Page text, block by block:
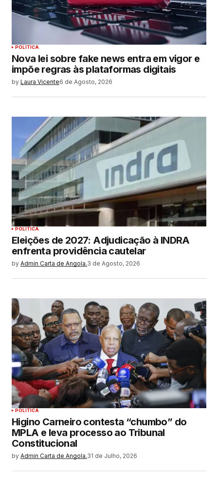
POLITICA
Nova lei sobre fake news entra em vigor e
impõe regras às plataformas digitais
by Laura Vicente6 de Agosto, 2026
POLITICA
Eleições de 2027: Adjudicação à INDRA
enfrenta providência cautelar
by Admin Carta de Angola.3 de Agosto, 2026
POLITICA
Higino Carneiro contesta “chumbo” do
MPLA e leva processo ao Tribunal
Constitucional
by Admin Carta de Angola.31 de Julho, 2026